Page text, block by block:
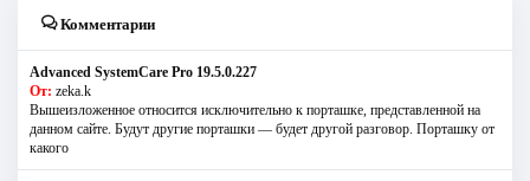
Комментарии
Advanced SystemCare Pro 19.5.0.227
От: zeka.k
Вышеизложенное относится исключительно к порташке, представленной на
данном сайте. Будут другие порташки — будет другой разговор. Порташку от
какого